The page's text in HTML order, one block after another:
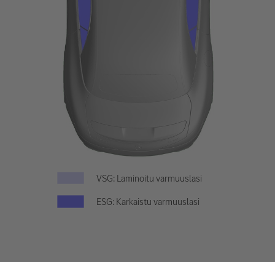
VSG: Laminoitu varmuuslasi
ESG: Karkaistu varmuuslasi